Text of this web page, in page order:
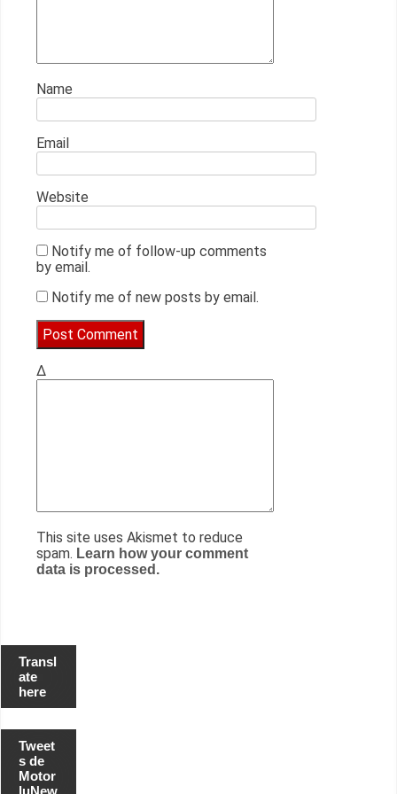
Name
Email
Website
Notify me of follow-up comments
by email.
Notify me of new posts by email.
Δ
This site uses Akismet to reduce
spam. Learn how your comment
data is processed.
Transl
ate
here
Tweet
s de
Motor
luNew